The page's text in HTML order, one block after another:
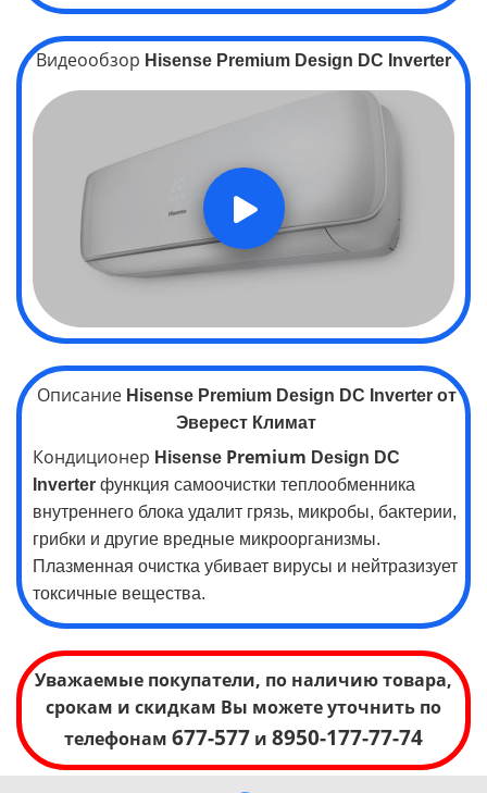
Видеообзор Hisense Premium Design DC Inverter
Описание Hisense PremiumDesign DC Inverter от
Эверест Климат
Кондиционер Hisense Premium Design DC
Inverter функция самоочистки теплообменника
внутреннего блока удалит грязь, микробы, бактерии,
грибки и другие вредные микроорганизмы.
Плазменная очистка убивает вирусы и нейтразизует
токсичные вещества.
Уважаемые покупатели, по наличию товара,
срокам и скидкам Вы можете уточнить по
телефонам 677-577 и 8950-177-77-74